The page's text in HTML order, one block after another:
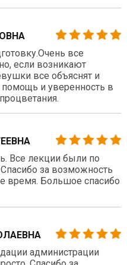
все
если возникают
все объяснят и
помощь и уверенность в
Все лекции были по
за возможность
время. Большое спасибо
администрации